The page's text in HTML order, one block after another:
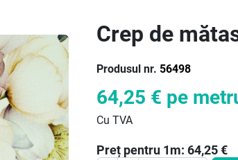
Crep de
Produsul nr. 56498
64,25 € pe
Cu TVA
Preț pentru 1m: 64,25€